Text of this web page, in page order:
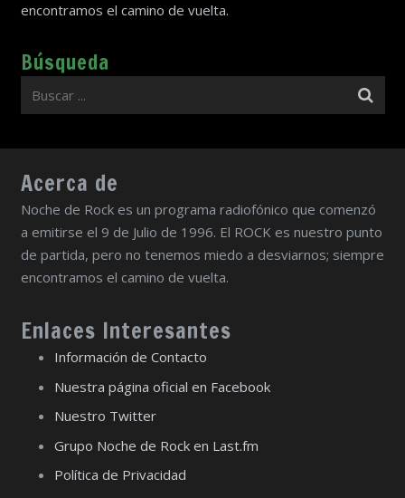
encontramos el camino de vuelta.
Búsqueda
Acerca de
Noche de Rock es un programa radiofónico que comenzó
a emitirse el 9 de Julio de 1996. El ROCK es nuestro punto
de partida, pero no tenemos miedo a desviarnos; siempre
encontramos el camino de vuelta.
Enlaces Interesantes
Información de Contacto
Nuestra página oficial en Facebook
Nuestro Twitter
Grupo Noche de Rock en Last.fm
Política de Privacidad